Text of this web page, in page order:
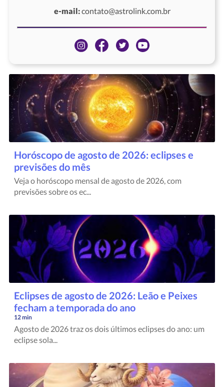
e-mail:contato@astrolink.com.br
Horóscopo de agosto de 2026: eclipses e
previsões do mês
Veja o horóscopo mensal de agosto de 2026, com
previsões sobre os ec...
Eclipses de agosto de 2026: Leão e Peixes
fecham a temporada do ano
12 min
Agosto de 2026 traz os dois últimos eclipses do ano: um
eclipse sola...